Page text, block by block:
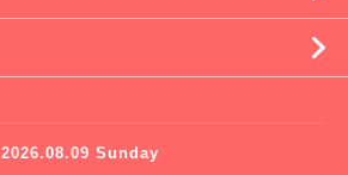
2026.08.09 Sunday